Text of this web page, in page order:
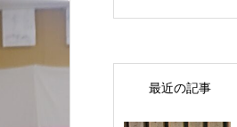
最近の記事